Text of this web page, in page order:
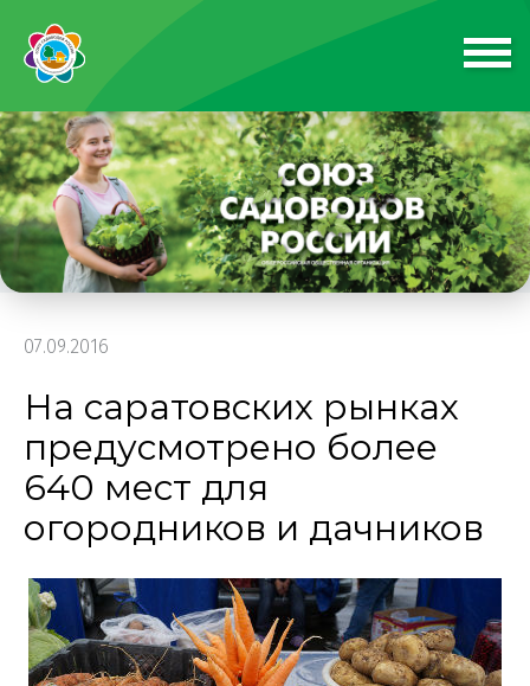
07.09.2016
На саратовских рынках
предусмотрено более
640 мест для
огородников и дачников